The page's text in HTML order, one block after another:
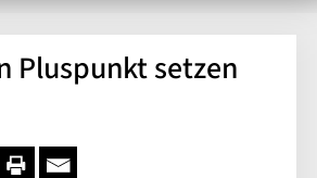
Pluspunkt setzen